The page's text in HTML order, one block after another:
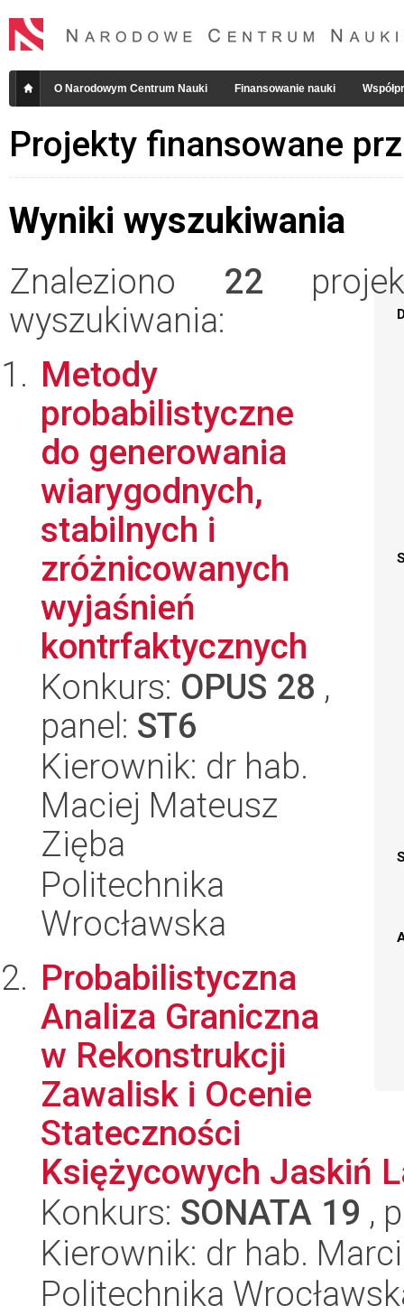
O Narodowym Centrum Nauki Finansowanie nauki
Projekty finansowane
Wyniki wyszukiwania
Znaleziono 22
wyszukiwania:
Metody
probabilistyczne
do generowania
wiarygodnych,
stabilnych i
zróżnicowanych
wyjaśnień
kontrfaktycznych
Konkurs: OPUS 28 ,
panel: ST6
Kierownik: dr hab.
Maciej Mateusz
Zięba
Politechnika
Wrocławska
Probabilistyczna
Analiza Graniczna
w Rekonstrukcji
Zawalisk i Ocenie
Stateczności
Księżycowych Jaskiń
Konkurs: SONATA 19 ,
Kierownik: dr hab.
Politechnika